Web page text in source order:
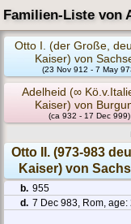
Familien-Liste von
Otto I. (der Große,
Kaiser) von
(23 Nov 912 - 7 May
Adelheid (∞
Kaiser) von
(ca 932 - 17 Dec 999)
Otto II. (973-983
Kaiser) von
b. 955
d. 7 Dec 983, Rom, age: